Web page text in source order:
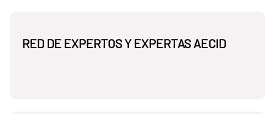
RED DE EXPERTOS Y EXPERTAS AECID